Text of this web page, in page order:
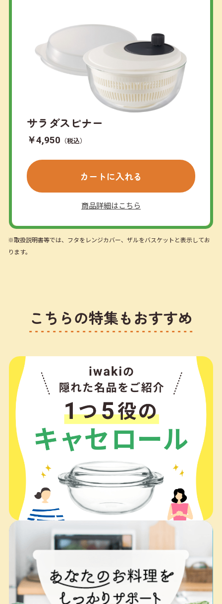
サラダスピナー
￥4,950 （税込）
カートに入れる
商品詳細はこちら
※取扱説明書等では、フタをレンジカバー、ザルをバスケットと表示してお
ります。
こちらの特集もおすすめ